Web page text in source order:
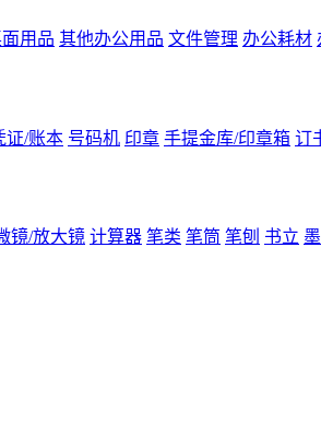
用品 其他办公用品 文件管理 办公耗材
证/账本 号码机 印章 手提金库/印章箱 订
镜/放大镜 计算器 笔类 笔筒 笔刨 书立